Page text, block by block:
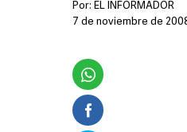
Por: EL INFORMADOR
7 de noviembre de